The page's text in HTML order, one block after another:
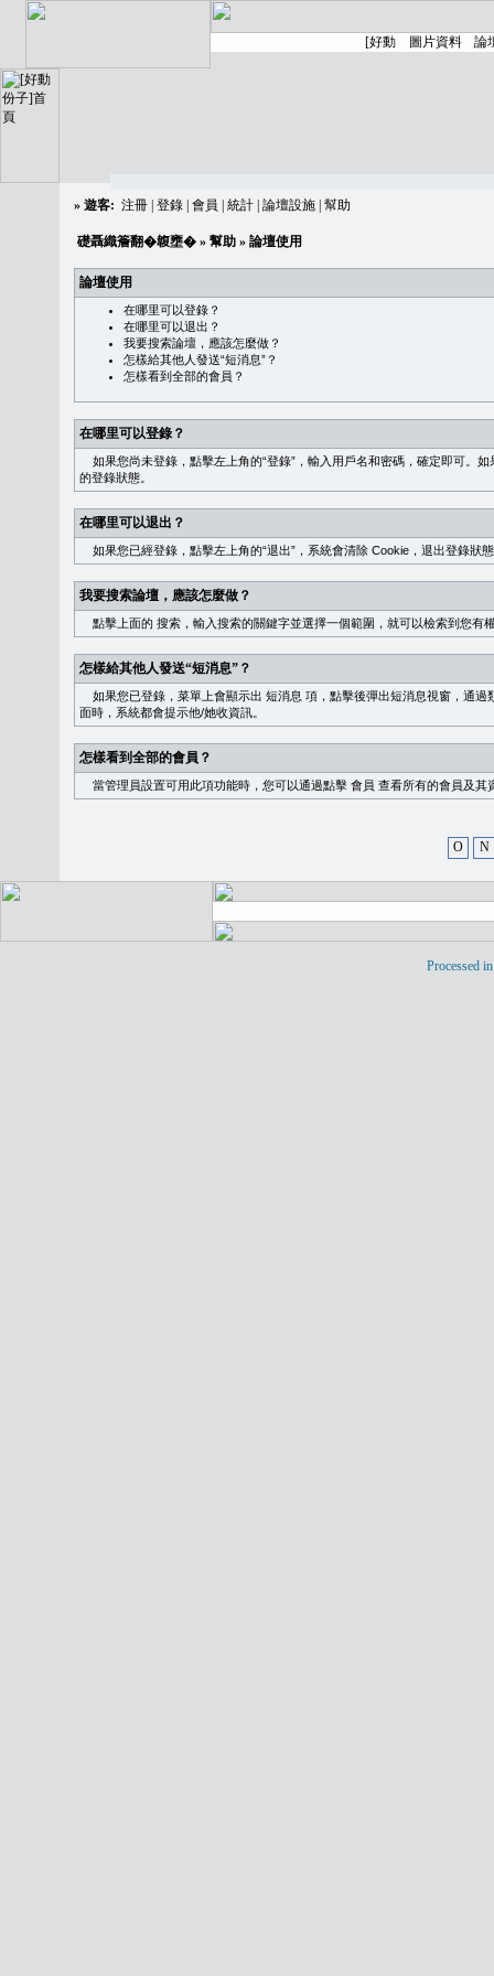
» 遊客: 注冊 登錄 會員 統計 論壇設施 幫助
礎聶織簷翻�䪖壅� » 幫助 » 論壇使用
論壇使用
在哪里可以登錄？
在哪里可以退出？
我要搜索論壇，應該怎麼做？
怎樣給其他人發送“短消息”？
怎樣看到全部的會員？
在哪里可以登錄？
如果您尚未登錄，點擊左上角的“登錄”，輸入用戶名和密碼，確定即可。
的登錄狀態。
在哪里可以退出？
如果您已經登錄，點擊左上角的“退出”，系統會清除 Cookie，退出登錄狀
我要搜索論壇，應該怎麼做？
點擊上面的 搜索 ，輸入搜索的關鍵字並選擇一個範圍，就可以檢索到您有
怎樣給其他人發送“短消息”？
如果您已登錄，菜單上會顯示出 短消息 項，點擊後彈出短消息視窗，通過
面時，系統都會提示他/她收資訊。
怎樣看到全部的會員？
當管理員設置可用此項功能時，您可以通過點擊 會員 查看所有的會員及其
O N
Processed